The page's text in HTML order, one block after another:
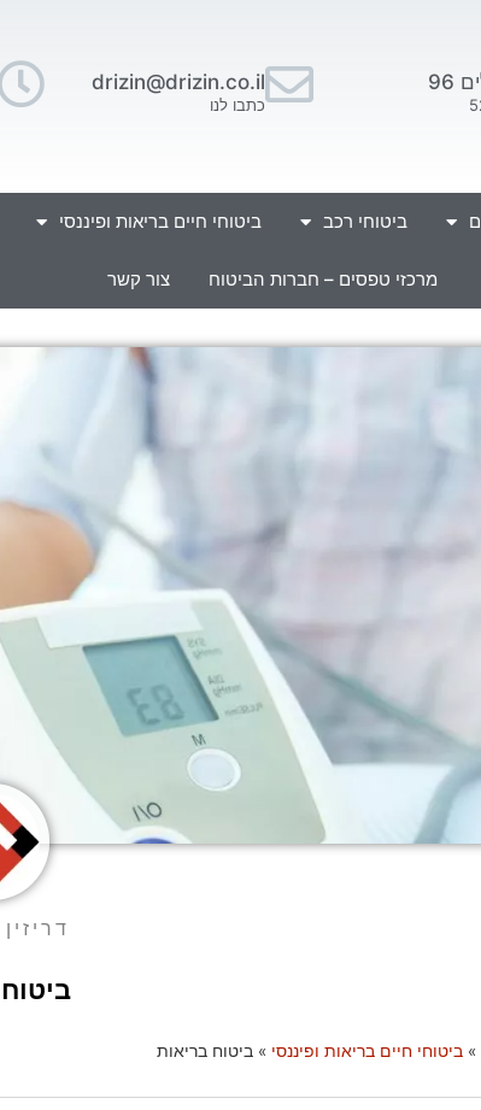
drizin@drizin.co.il
כתבו לנו
ביטוחי רכב ביטוחי חיים בריאות ופיננסי
מרכזי טפסים – חברות הביטוח צור קשר
» ביטוחי חיים בריאות ופיננסי » ביטוח בריאות